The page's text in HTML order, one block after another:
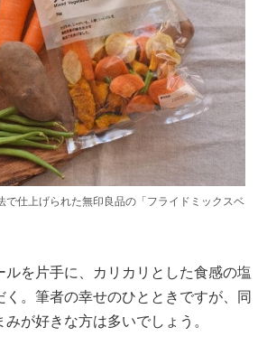
で仕上げられた無印良品の「フライドミックスベ
ルを片手に、カリカリとした食感の塩
く。筆者の幸せのひとときですが、同
が好きな方は多いでしょう。